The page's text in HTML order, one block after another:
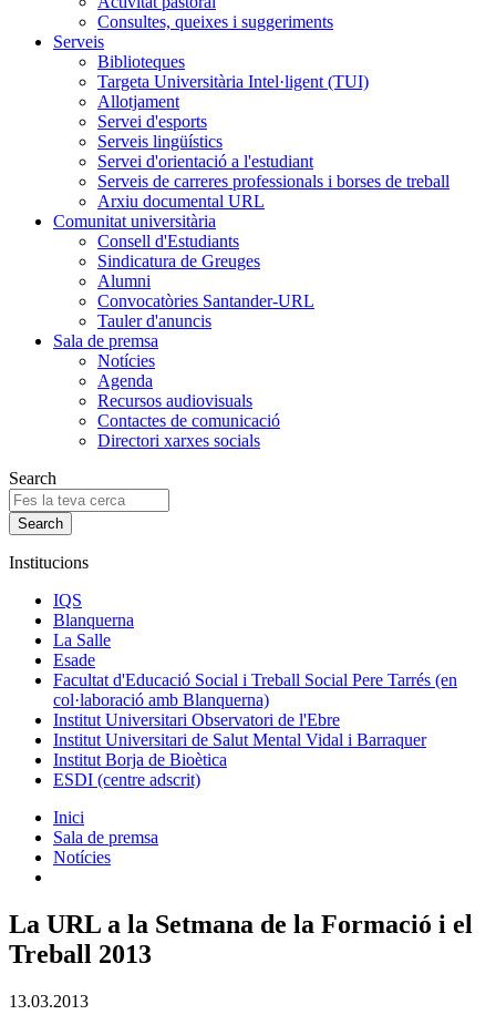
Consultes, queixes i suggeriments
Serveis
Biblioteques
Targeta Universitària Intel·ligent (TUI)
Allotjament
Servei d'esports
Serveis lingüístics
Servei d'orientació a l'estudiant
Serveis de carreres professionals i borses de treball
Arxiu documental URL
Comunitat universitària
Consell d'Estudiants
Sindicatura de Greuges
Alumni
Convocatòries Santander-URL
Tauler d'anuncis
Sala de premsa
Notícies
Agenda
Recursos audiovisuals
Contactes de comunicació
Directori xarxes socials
Search
Institucions
IQS
Blanquerna
La Salle
Esade
Facultat d'Educació Social i Treball Social Pere Tarrés (en
col·laboració amb Blanquerna)
Institut Universitari Observatori de l'Ebre
Institut Universitari de Salut Mental Vidal i Barraquer
Institut Borja de Bioètica
ESDI (centre adscrit)
Inici
Sala de premsa
Notícies
La URL a la Setmana de la Formació i el
Treball 2013
13.03.2013